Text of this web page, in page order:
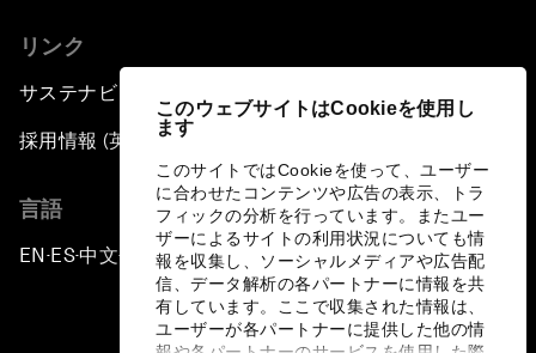
このウェブサイトはCookieを使用し
ます
このサイトではCookieを使って、ユーザー
に合わせたコンテンツや広告の表示、トラ
フィックの分析を行っています。またユー
ザーによるサイトの利用状況についても情
報を収集し、ソーシャルメディアや広告配
信、データ解析の各パートナーに情報を共
有しています。ここで収集された情報は、
ユーザーが各パートナーに提供した他の情
リンク
サステナビリティへの取り組み
採用情報 (英語のみ)
言語
EN ▪ES▪中文▪ 日本語